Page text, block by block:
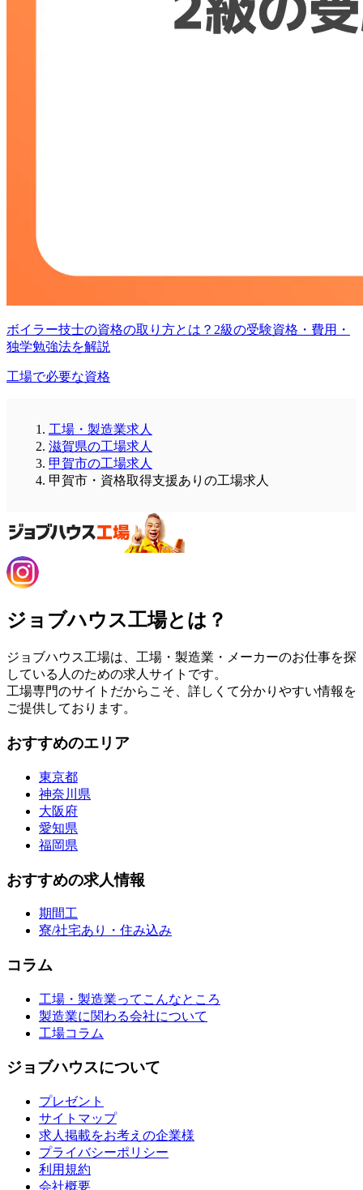
ボイラー技士の資格の取り方とは？2級の受験資格・費用・
独学勉強法を解説
工場で必要な資格
工場・製造業求人
滋賀県の工場求人
甲賀市の工場求人
甲賀市・資格取得支援ありの工場求人
ジョブハウス工場とは？
ジョブハウス工場は、工場・製造業・メーカーのお仕事を探
している人のための求人サイトです。
工場専門のサイトだからこそ、詳しくて分かりやすい情報を
ご提供しております。
おすすめのエリア
東京都
神奈川県
大阪府
愛知県
福岡県
おすすめの求人情報
期間工
寮/社宅あり・住み込み
コラム
工場・製造業ってこんなところ
製造業に関わる会社について
工場コラム
ジョブハウスについて
プレゼント
サイトマップ
求人掲載をお考えの企業様
プライバシーポリシー
利用規約
会社概要